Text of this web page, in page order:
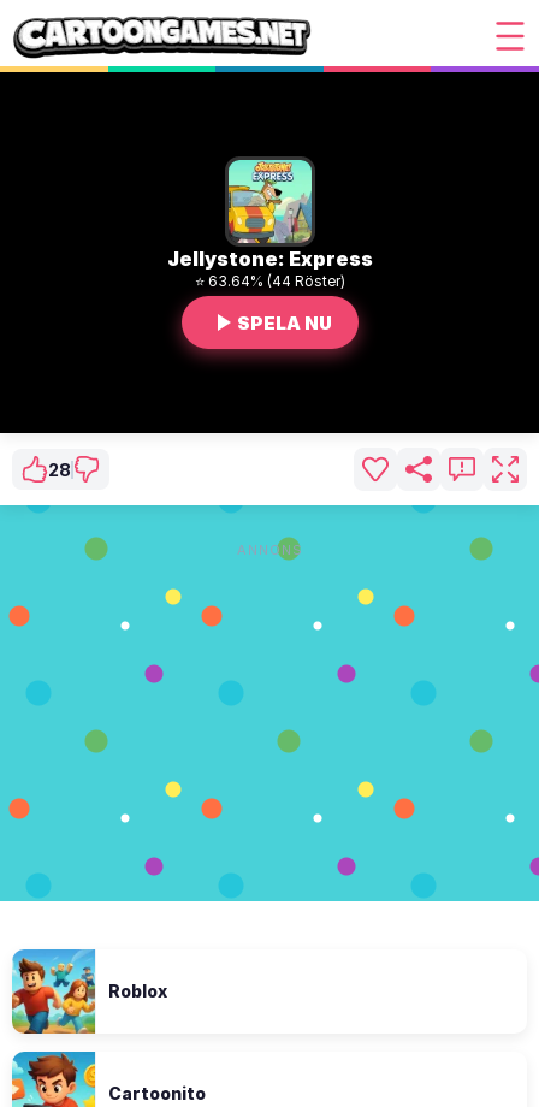
Jellystone: Express
⭐ 63.64% (44 Röster)
SPELA NU
28
ANNONS
Roblox
Cartoonito